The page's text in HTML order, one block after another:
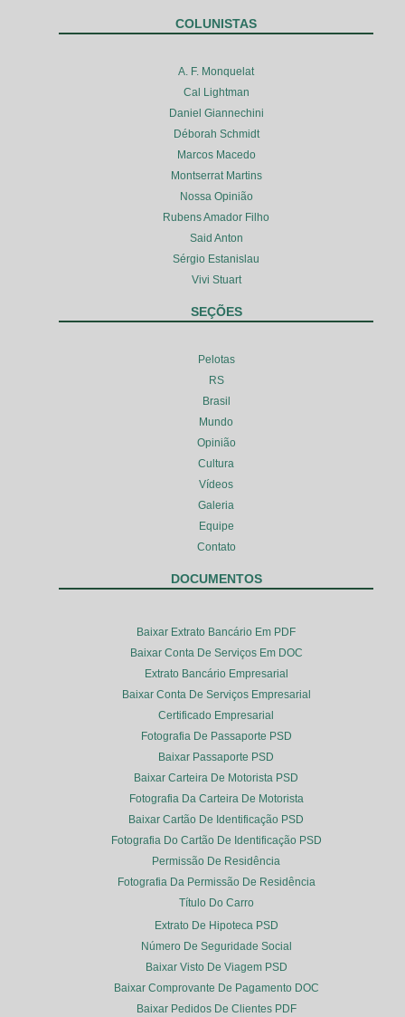
COLUNISTAS
A. F. Monquelat
Cal Lightman
Daniel Giannechini
Déborah Schmidt
Marcos Macedo
Montserrat Martins
Nossa Opinião
Rubens Amador Filho
Said Anton
Sérgio Estanislau
Vivi Stuart
SEÇÕES
Pelotas
RS
Brasil
Mundo
Opinião
Cultura
Vídeos
Galeria
Equipe
Contato
DOCUMENTOS
Baixar Extrato Bancário Em PDF
Baixar Conta De Serviços Em DOC
Extrato Bancário Empresarial
Baixar Conta De Serviços Empresarial
Certificado Empresarial
Fotografia De Passaporte PSD
Baixar Passaporte PSD
Baixar Carteira De Motorista PSD
Fotografia Da Carteira De Motorista
Baixar Cartão De Identificação PSD
Fotografia Do Cartão De Identificação PSD
Permissão De Residência
Fotografia Da Permissão De Residência
Título Do Carro
Extrato De Hipoteca PSD
Número De Seguridade Social
Baixar Visto De Viagem PSD
Baixar Comprovante De Pagamento DOC
Baixar Pedidos De Clientes PDF